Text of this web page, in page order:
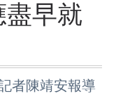
早就
者陳靖安報導